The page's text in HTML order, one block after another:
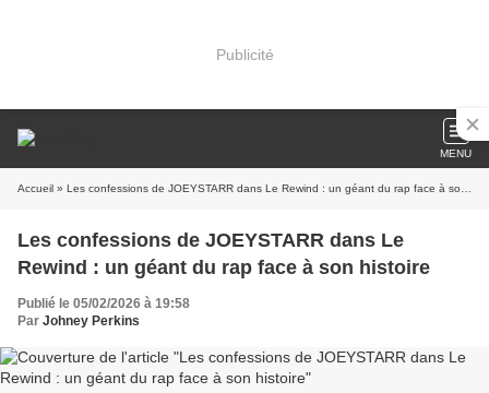
Publicité
MENU
Accueil » Les confessions de JOEYSTARR dans Le Rewind : un géant du rap face à son histoire
Les confessions de JOEYSTARR dans Le
Rewind : un géant du rap face à son histoire
Publié le 05/02/2026 à 19:58
Par Johney Perkins